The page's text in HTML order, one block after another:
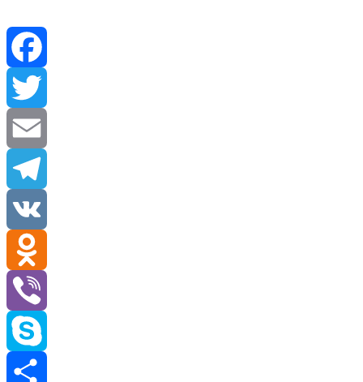
Facebook
Twitter
Email
Telegram
VK
Odnoklassniki
Viber
Skype